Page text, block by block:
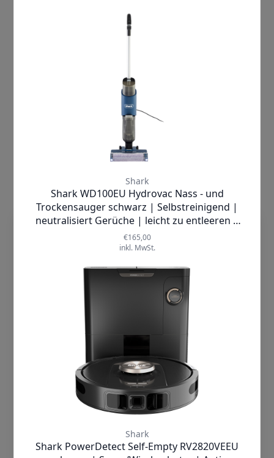
dieTechnik.de nutzt Cookies, damit wir
unsere Seiten sicher und zuverlässig
Deine Nutzererfahrung einschließlich
relevanter Inhalte und personalisierter
Werbung auf unseren Seiten verbessern
können. Mit Klick auf „Cookies
akzeptieren“ willigst Du zum einen in die
Verwendung von Cookies ein. Zum
anderen holen wir auf diese Weise –
soweit erforderlich – deine Einwilligung in
die auf diesen Cookies basierende
Verarbeitung Deiner Daten ein,
Daten an unsere Marketingpartner
(Dritte). Unsere Marketingpartner